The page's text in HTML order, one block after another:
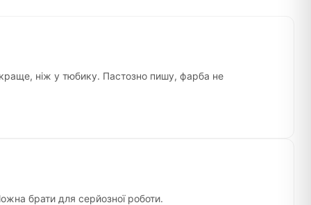
краще, ніж у тюбику. Пастозно пишу, фарба не
брати для серйозної роботи.